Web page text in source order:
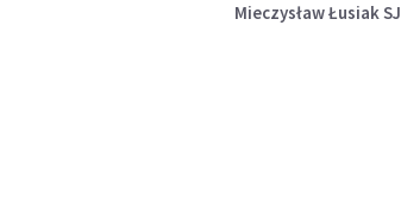
Mieczysław Łusiak SJ